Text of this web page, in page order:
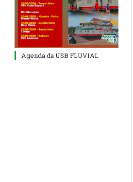
Agenda da USB FLUVIAL